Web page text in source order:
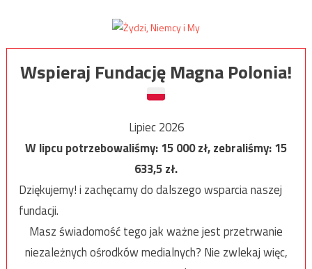
Wspieraj Fundację Magna Polonia!
Lipiec 2026
W lipcu potrzebowaliśmy:15 000zł, zebraliśmy:15
633,5zł.
Dziękujemy! i zachęcamy do dalszego wsparcia naszej
fundacji.
Masz świadomość tego jak ważne jest przetrwanie
niezależnych ośrodków medialnych? Nie zwlekaj więc,